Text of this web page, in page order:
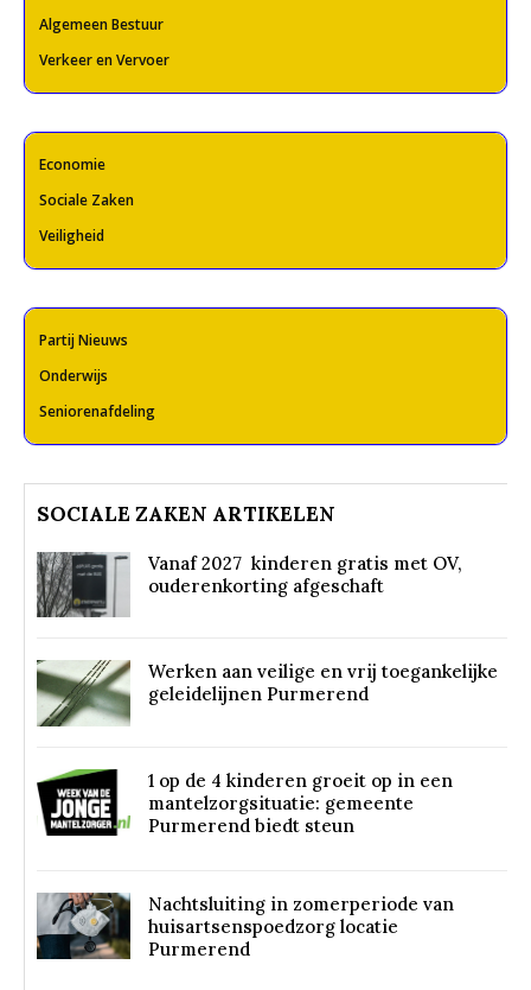
Algemeen Bestuur
Verkeer en Vervoer
Economie
Sociale Zaken
Veiligheid
Partij Nieuws
Onderwijs
Seniorenafdeling
SOCIALE ZAKEN ARTIKELEN
Vanaf 2027 kinderen gratis met OV,
ouderenkorting afgeschaft
Werken aan veilige en vrij toegankelijke
geleidelijnen Purmerend
1 op de 4 kinderen groeit op in een
mantelzorgsituatie: gemeente
Purmerend biedt steun
Nachtsluiting in zomerperiode van
huisartsenspoedzorg locatie
Purmerend